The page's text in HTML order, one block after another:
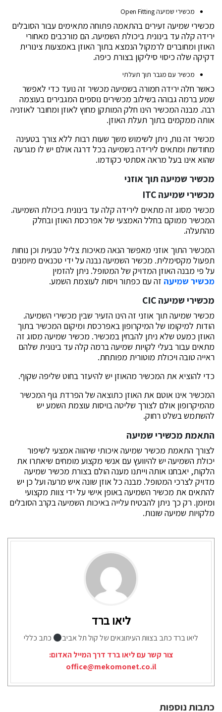
מכשירי שמיעהOpen Fitting
מכשירי שמיעה זעירים בהתאמה פתוחה מתאימים עבור הסובלים
ירידה קלה עד בינונית ביכולת השמיעה. הם מורכבים מאחורי
האוזן ומחוברים לרמקול הנמצא בתוך האוזן באמצעות צינורית
דקיקה שלה כיסוי סיליקון בצורת כיפה.
מכשיר עם מגבר תוך תעלתי
כאשר חלה ירידה חמורה בשמיעה מכשיר זה נועד כדי לאפשר
שמע ברמה גבוהה בשילוב מכשירים נוספים המגבירים בעוצמה
רבה. מבנה המכשיר הינו חלק המותקן מחוץ לאוזן ומחובר לאוזניה
אותה ממקמים בתוך תעלת האוזן.
מכשיר זה נוח, ניתן לשימוש משך שעות רבות ללא צורך בטעינה
מחודשת ומתאים לירידה בשמיעה בכל דרגה אולם יש לו מגרעה
שהוא אינו בעל מראה אסתטי כקודמו.
מכשיר שמיעה תוך אוזני
מכשירי שמיעה ITC
מכשיר מסוג זה מתאים לירידה קלה עד בינונית ביכולת השמיעה.
המכשיר ממוקם בחלל האמצעי של אפרכסת האוזן ובחלק
מהתעלה.
המכשיר התוך אוזני מאפשר הנאה מאיכות צליל טבעית וכן נוחות
תפעול מקסימלית. מכשיר השמיעה נבנה על ידי טכנאים מיומנים
על פי מבנה האוזן המדויק של המטופל. ניתן להזמין
מכשיר שמיעה זה עם כפתור ויסות לעוצמת השמע.
מכשירי שמיעה CIC
מכשיר שמיעה תוך אוזני זה הינו הזעיר שבין מכשירי השמיעה.
הודות למיקומו של המיקרופון באפרכסת ומיקום המכשיר בתוך
האוזן כמעט שלא ניתן להבחין במכשיר. מכשיר שמיעה מסוג זה
מתאים עבור בעלי לקויות שמיעה ברמה קלה עד בינונית שלהם
ראייה טובה ויכולת מוטורית מפותחת.
כדי להוציא את המכשיר מהאוזן יש להיעזר בחוט שליפה שקוף.
המכשיר אינו אוטם את האוזן כתוצאה של הפרדת גוף המכשיר
מהמיקרופון אולם לצורך שליטה בויסות עוצמת השמע יש
להשתמש בשלט רחוק.
התאמת מכשירי שמיעה
לצורך התאמת מכשיר שמיעה איכותי שיהווה אמצעי לשיפור
יכולת השמיעה יש להיוועץ עם אנשי מקצוע מומחים שיאתרו את
הלקות, יאבחנו אותה וייתנו מענה הולם בצורת מכשיר שמיעה
מדויק לצרכי המטופל. מבנה כל אוזן שונה איש מרעה ועל כן יש
להתאים את מכשיר השמיעה באופן אישי על ידי צוות מקצועי
ומיומן. רק כך ניתן להבטיח עלייה באיכות השמיעה בקרב הסובלים
מלקויות שמיעה שונות.
ליאו ברד
ליאו ברד כתב בצוות העיתונאים של קול תל אביב
כתב כללי
צור קשר עם ליאו ברד דרך המייל האדום:
office@mekomonet.co.il
כתבות נוספות